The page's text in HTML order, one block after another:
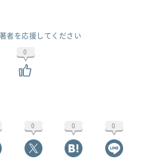
者を応援してください
0
0 0 0